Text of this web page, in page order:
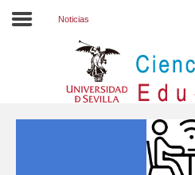
Noticias